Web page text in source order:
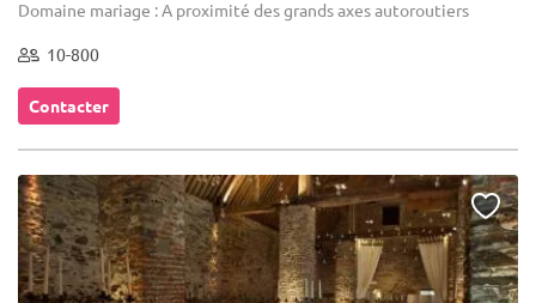
Domaine mariage : A proximité des grands axes autoroutiers
10-800
Contacter